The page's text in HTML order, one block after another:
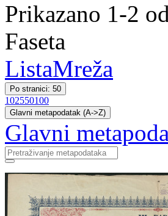
Prikazano 1-2
Faseta
ListaMreža
Po stranici: 50
102550100
Glavni metapodatak (A->Z)
Glavni